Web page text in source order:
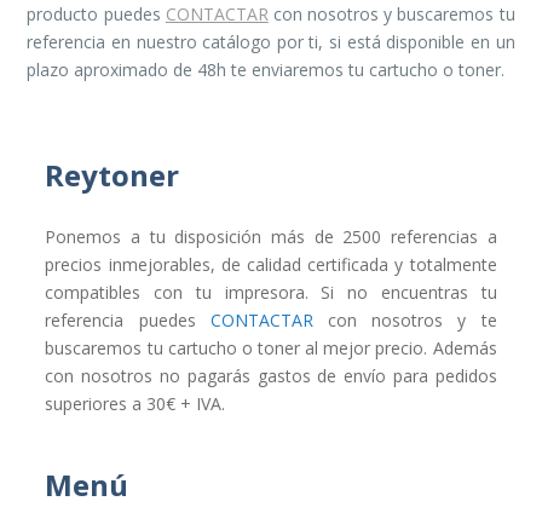
producto puedes CONTACTAR con nosotros y buscaremos tu
referencia en nuestro catálogo por ti, si está disponible en un
plazo aproximado de 48h te enviaremos tu cartucho o toner.
Reytoner
Ponemos a tu disposición más de 2500 referencias a
precios inmejorables, de calidad certificada y totalmente
compatibles con tu impresora. Si no encuentras tu
referencia puedes CONTACTAR con nosotros y te
buscaremos tu cartucho o toner al mejor precio. Además
con nosotros no pagarás gastos de envío para pedidos
superiores a 30€ + IVA.
Menú